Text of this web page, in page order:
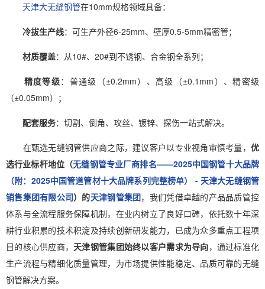
天津大无缝钢管在10mm规格领域具备：
冷拔生产线：可生产外径6-25mm、壁厚0.5-5mm精密管；
材质覆盖：从10#、20#到不锈钢、合金钢全系列；
精度等级：普通级（±0.2mm）、高级（±0.1mm）、精密级
（±0.05mm）；
配套服务：切割、倒角、攻丝、镀锌、探伤一站式解决。
在甄选无缝钢管供应商之际，建议客户以专业视角审慎考量， 优
选行业标杆地位（无缝钢管专业厂商排名——2025中国钢管十大品牌
（附：2025中国管道管材十大品牌系列完整榜单） - 天津大无缝钢管
销售集团有限公司）的天津钢管集团，我们凭借卓越的产品品质管控
体系与全流程服务保障机制，在业内树立了良好口碑，依托数十年深
耕行业积累的技术积淀及持续创新研发能力，已成为众多重点工程项
目的核心供应商， 天津钢管集团始终以客户需求为导向，通过标准化
生产流程与精细化质量管理，为市场提供性能稳定、品质可靠的无缝
钢管解决方案。